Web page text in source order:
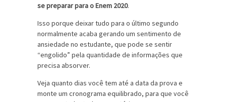
se preparar para o Enem 2020.
Isso porque deixar tudo para o último segundo
normalmente acaba gerando um sentimento de
ansiedade no estudante, que pode se sentir
“engolido” pela quantidade de informações que
precisa absorver.
Veja quanto dias você tem até a data da prova e
monte um cronograma equilibrado, para que você